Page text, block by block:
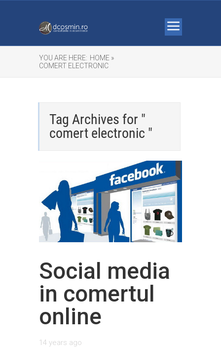
YOU ARE HERE: HOME »
COMERT ELECTRONIC
Tag Archives for "
comert electronic "
Social media
in comertul
online
14 years ago